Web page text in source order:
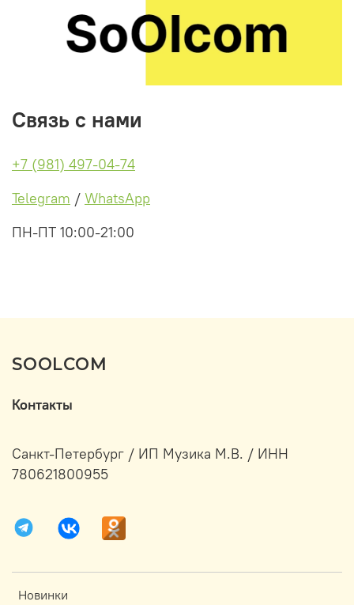
Связь с нами
+7 (981) 497-04-74
Telegram / WhatsApp
ПН-ПТ 10:00-21:00
SOOLCOM
Новинки
Контакты
Санкт-Петербург / ИП Музика М.В. / ИНН
780621800955